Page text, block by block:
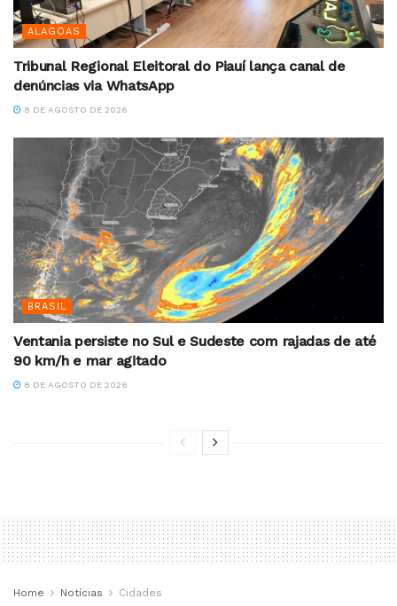
ALAGOAS
Tribunal Regional Eleitoral do Piauí lança canal de
denúncias via WhatsApp
8 DE AGOSTO DE 2026
BRASIL
Ventania persiste no Sul e Sudeste com rajadas de até
90 km/h e mar agitado
8 DE AGOSTO DE 2026
Home Notícias Cidades